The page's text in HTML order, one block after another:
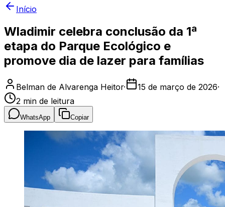
Início
Wladimir celebra conclusão da 1ª
etapa do Parque Ecológico e
promove dia de lazer para famílias
Belman de Alvarenga Heitor· 15 de março de 2026·
2 min de leitura
WhatsApp Copiar